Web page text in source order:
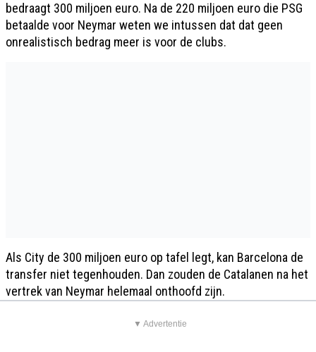
bedraagt 300 miljoen euro. Na de 220 miljoen euro die PSG
betaalde voor Neymar weten we intussen dat dat geen
onrealistisch bedrag meer is voor de clubs.
Als City de 300 miljoen euro op tafel legt, kan Barcelona de
transfer niet tegenhouden. Dan zouden de Catalanen na het
vertrek van Neymar helemaal onthoofd zijn.
▼ Advertentie